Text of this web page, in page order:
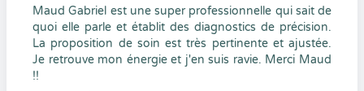
Maud Gabriel est une super professionnelle qui sait de
quoi elle parle et établit des diagnostics de précision.
La proposition de soin est très pertinente et ajustée.
Je retrouve mon énergie et j'en suis ravie. Merci Maud
!!